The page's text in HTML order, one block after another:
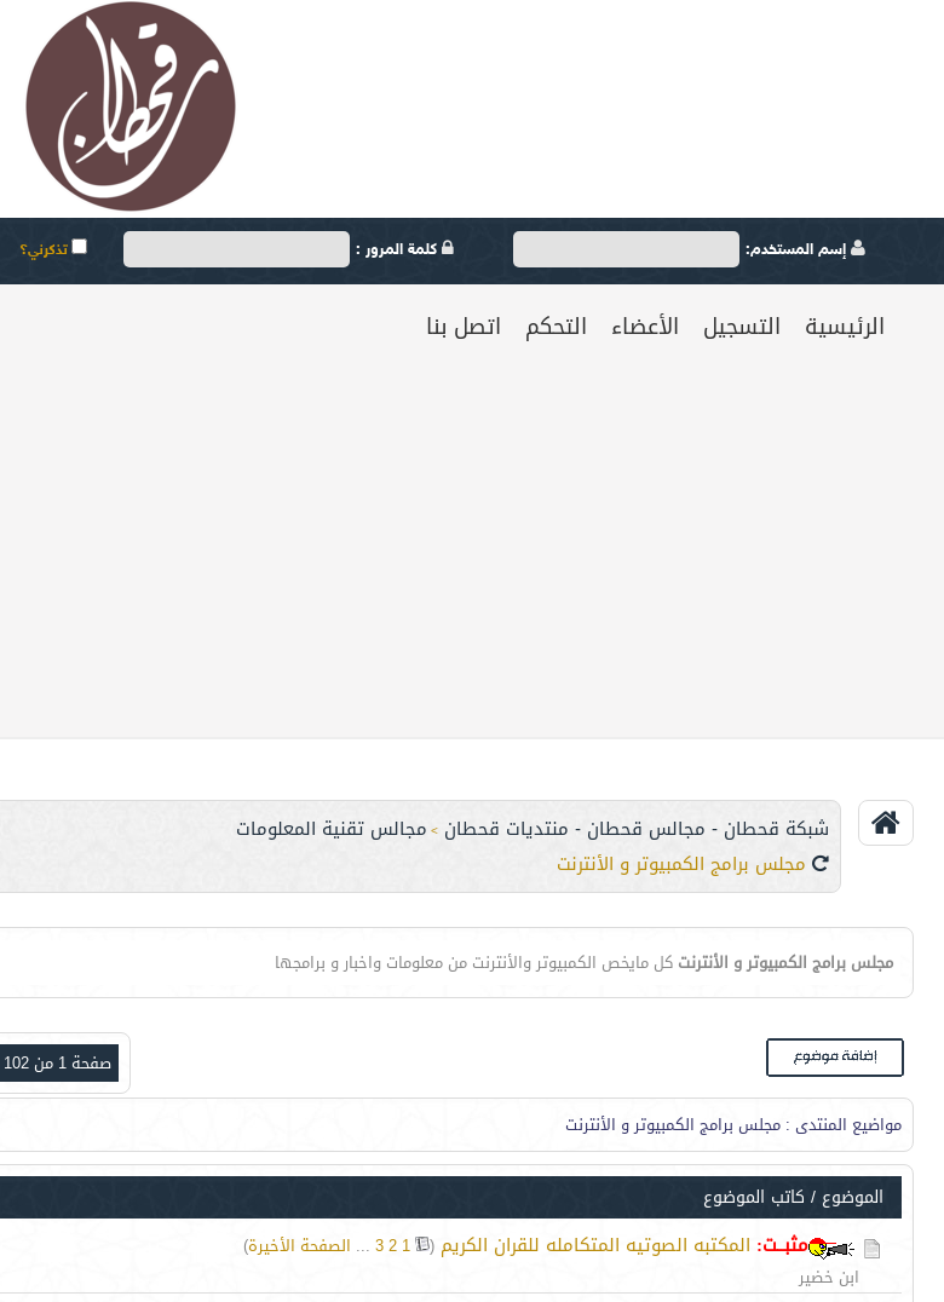
إسم المستخدم: كلمة المرور : تذكرني؟
الرئيسية التسجيل الأعضاء التحكم اتصل بنا
شبكة قحطان - مجالس قحطان - منتديات قحطان > مجالس تقنية المعلومات
مجلس برامج الكمبيوتر و الأنترنت
مجلس برامج الكمبيوتر و الأنترنت كل مايخص الكمبيوتر والأنترنت من معلومات واخبار و برامجها
صفحة 1 من 102
مواضيع المنتدى : مجلس برامج الكمبيوتر و الأنترنت
الموضوع / كاتب الموضوع
مثبــت: المكتبه الصوتيه المتكامله للقران الكريم (
1
2
3
... الصفحة الأخيرة)
ابن خضير